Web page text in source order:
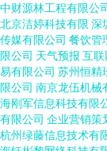
中财源林工程有限公
北京洁婷科技有限 深
传媒有限公司 餐饮管
限公司 天气预报 互联
易有限公司 苏州恒精
限公司 南京龙伍机械
海刚军信息科技有限
有限公司 企业营销策
杭州绿藤信息技术有